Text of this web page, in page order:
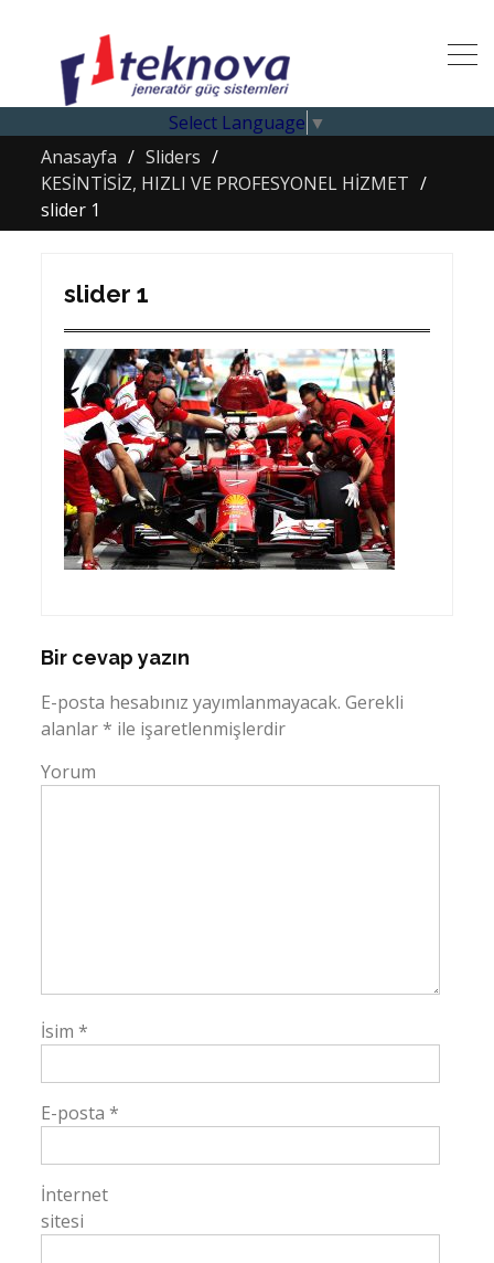
Select Language ▼
Anasayfa
Sliders
KESİNTİSİZ, HIZLI VE PROFESYONEL HİZMET
slider 1
slider 1
Bir cevap yazın
E-posta hesabınız yayımlanmayacak. Gerekli
alanlar* ile işaretlenmişlerdir
Yorum
İsim*
E-posta*
İnternet
sitesi